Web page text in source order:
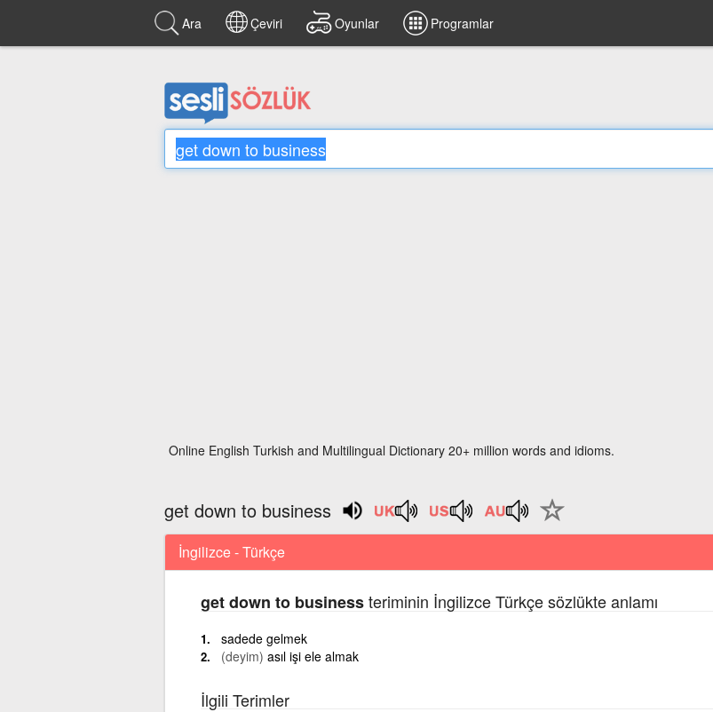
Ara Çeviri Oyunlar Programlar
Online English Turkish and Multilingual Dictionary 20+ million words and idioms.
get down to business
İngilizce - Türkçe
get down to businessteriminin İngilizce Türkçe sözlükte anlamı
sadede gelmek
(deyim) asıl işi ele almak
İlgili Terimler